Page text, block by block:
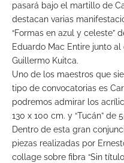
pasará bajo el martillo de
destacan varias
“Formas en azul y celeste”
Eduardo Mac Entire junto
Guillermo Kuitca.
Uno de los maestros que
tipo de convocatorias es
podremos admirar los
130 x 100 cm. y “Tucán” de
Dentro de esta gran
piezas realizadas por
collage sobre fibra “Sin